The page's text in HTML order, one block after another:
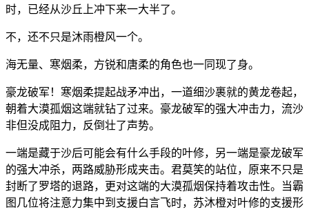
时，已经从沙丘上冲下来一大半了。
不，还不只是沐雨橙风一个。
海无量、寒烟柔，方锐和唐柔的角色也一同现了身。
豪龙破军！寒烟柔提起战矛冲出，一道细沙裹就的黄龙卷起，
朝着大漠孤烟这端就钻了过来。豪龙破军的强大冲击力，流沙
非但没成阻力，反倒壮了声势。
一端是藏于沙后可能会有什么手段的叶修，另一端是豪龙破军
的强大冲杀，两路威胁形成夹击。君莫笑的站位，原来不只是
封断了罗塔的退路，更对这端的大漠孤烟保持着攻击性。当霸
图几位将注意力集中到支援白言飞时，苏沐橙对叶修的支援形